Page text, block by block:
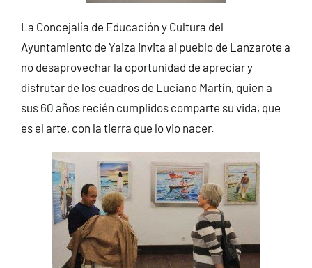
La Concejalía de Educación y Cultura del
Ayuntamiento de Yaiza invita al pueblo de Lanzarote a
no desaprovechar la oportunidad de apreciar y
disfrutar de los cuadros de Luciano Martín, quien a
sus 60 años recién cumplidos comparte su vida, que
es el arte, con la tierra que lo vio nacer.